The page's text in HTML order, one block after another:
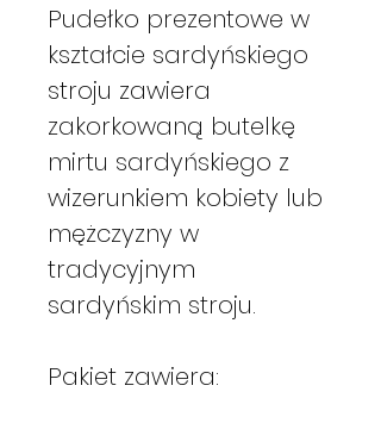
Pudełko prezentowe w
kształcie sardyńskiego
stroju zawiera
zakorkowaną butelkę
mirtu sardyńskiego z
wizerunkiem kobiety lub
mężczyzny w
tradycyjnym
sardyńskim stroju.
Pakiet zawiera: